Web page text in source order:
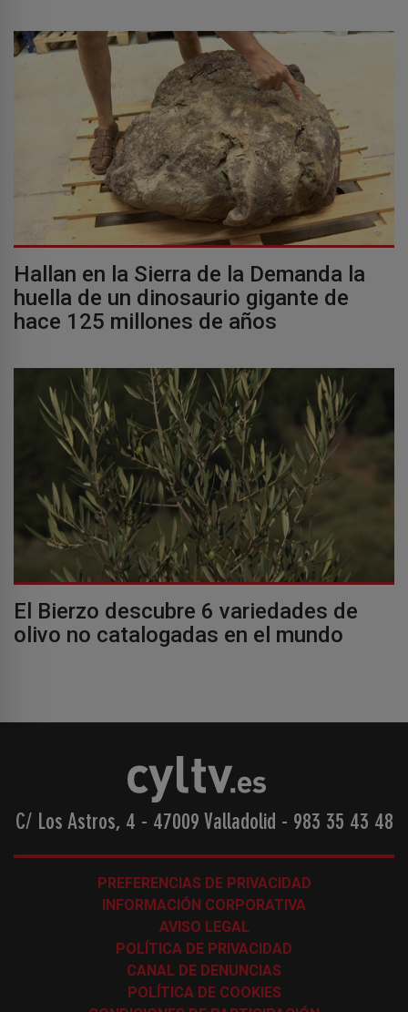
Hallan en la Sierra de la Demanda la
huella de un dinosaurio gigante de
hace 125 millones de años
El Bierzo descubre 6 variedades de
olivo no catalogadas en el mundo
C/ Los Astros, 4 - 47009 Valladolid - 983 35 43 48
PREFERENCIAS DE PRIVACIDAD
INFORMACIÓN CORPORATIVA
AVISO LEGAL
POLÍTICA DE PRIVACIDAD
CANAL DE DENUNCIAS
POLÍTICA DE COOKIES